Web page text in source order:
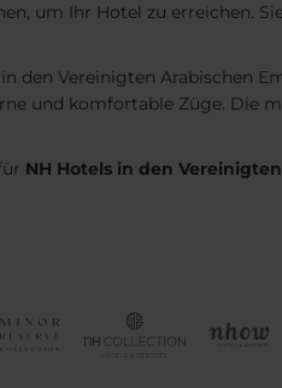
um Ihr Hotel zu erreichen.
den Vereinigten Arabischen
und komfortable Züge. Die
NH Hotels in den